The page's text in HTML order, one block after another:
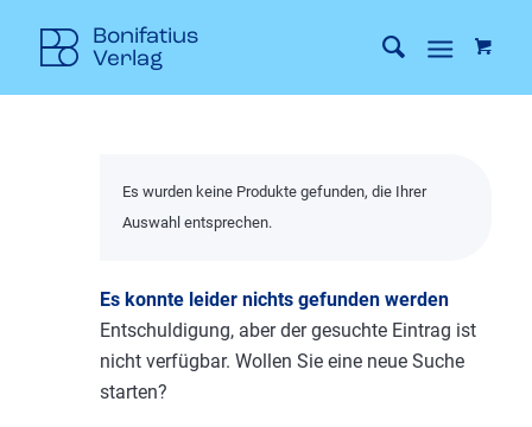
Es wurden keine Produkte gefunden, die Ihrer
Auswahl entsprechen.
Es konnte leider nichts gefunden werden
Entschuldigung, aber der gesuchte Eintrag ist
nicht verfügbar. Wollen Sie eine neue Suche
starten?